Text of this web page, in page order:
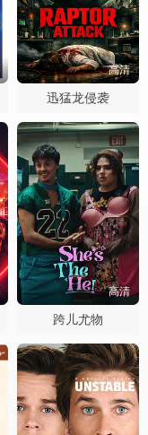
高清
迅猛龙侵袭
高清
跨儿尤物